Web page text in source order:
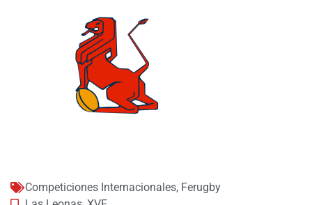
Competiciones Internacionales, Ferugby